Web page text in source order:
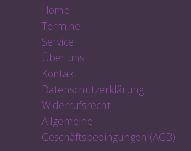
Home
Termine
Service
Über uns
Kontakt
Datenschutzerklärung
Widerrufsrecht
Allgemeine
Geschäftsbedingungen (AGB)